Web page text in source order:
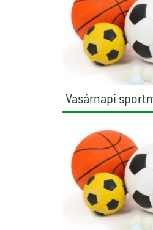
Vasárnapi